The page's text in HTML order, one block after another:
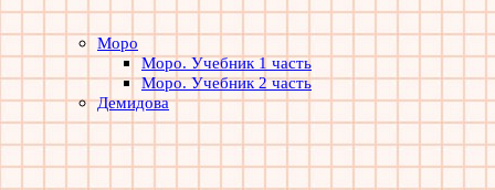
Моро
Моро. Учебник 1 часть
Моро. Учебник 2 часть
Демидова